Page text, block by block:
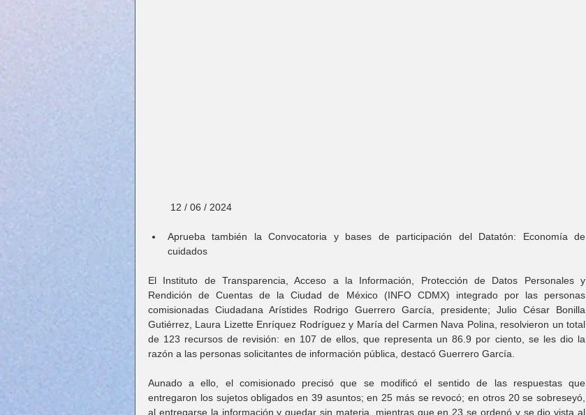
        12 / 06 / 2024
Aprueba también la Convocatoria y bases de participación del Datatón: Economía de
cuidados
El Instituto de Transparencia, Acceso a la Información, Protección de Datos Personales y
Rendición de Cuentas de la Ciudad de México (INFO CDMX) integrado por las personas
comisionadas Ciudadana Arístides Rodrigo Guerrero García, presidente; Julio César Bonilla
Gutiérrez, Laura Lizette Enríquez Rodríguez y María del Carmen Nava Polina, resolvieron un total
de 123 recursos de revisión: en 107 de ellos, que representa un 86.9 por ciento, se les dio la
razón a las personas solicitantes de información pública, destacó Guerrero García.
Aunado a ello, el comisionado precisó que se modificó el sentido de las respuestas que
entregaron los sujetos obligados en 39 asuntos; en 25 más se revocó; en otros 20 se sobreseyó,
al entregarse la información y quedar sin materia, mientras que en 23 se ordenó y se dio vista al